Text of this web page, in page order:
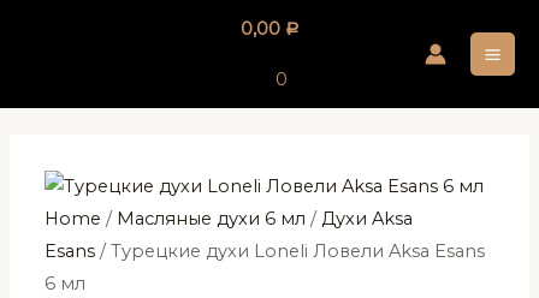
0,00 Р
0
Home / Масляные духи 6 мл /Духи Aksa
Esans / Турецкие духи Loneli Ловели Aksa Esans
6 мл